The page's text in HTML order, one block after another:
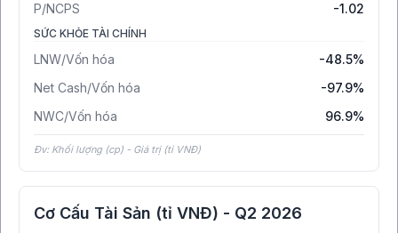
P/NCPS
-1.02
SỨC KHỎE TÀI CHÍNH
LNW/Vốn hóa
-48.5%
Net Cash/Vốn hóa
-97.9%
NWC/Vốn hóa
96.9%
Đv: Khối lượng (cp) - Giá trị (tỉ VNĐ)
Cơ Cấu Tài Sản (tỉ VNĐ) - Q2 2026